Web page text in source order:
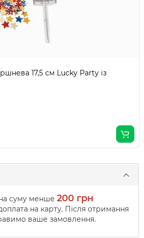
17,5 см Lucky Party із
суму менше 200 грн
на карту. Після отримання
ваше замовлення.